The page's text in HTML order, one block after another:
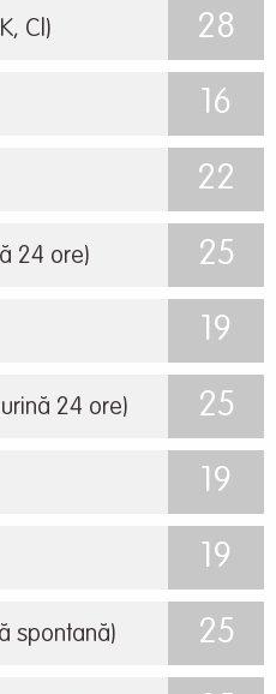
Cl) 28
16
22
24 ore) 25
19
24 ore) 25
19
19
spontană) 25